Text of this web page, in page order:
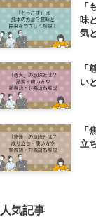
「
味
気
「
い
「
立
人気記事